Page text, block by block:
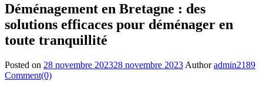
Déménagement en Bretagne : des
solutions efficaces pour déménager en
toute tranquillité
Posted on 28 novembre 202328 novembre 2023 Author admin2189
Comment(0)